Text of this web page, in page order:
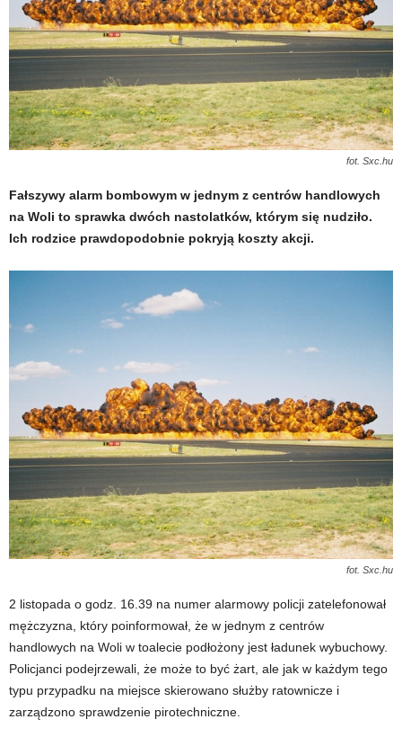
fot. Sxc.hu
Fałszywy alarm bombowym w jednym z centrów handlowych
na Woli to sprawka dwóch nastolatków, którym się nudziło.
Ich rodzice prawdopodobnie pokryją koszty akcji.
fot. Sxc.hu
2 listopada o godz. 16.39 na numer alarmowy policji zatelefonował
mężczyzna, który poinformował, że w jednym z centrów
handlowych na Woli w toalecie podłożony jest ładunek wybuchowy.
Policjanci podejrzewali, że może to być żart, ale jak w każdym tego
typu przypadku na miejsce skierowano służby ratownicze i
zarządzono sprawdzenie pirotechniczne.